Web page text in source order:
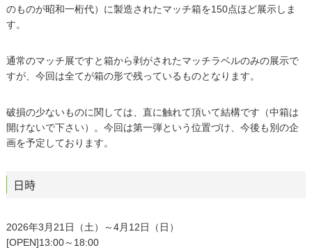
のものが昭和一桁代）に製造されたマッチ箱を150点ほど展示しま
す。
通常のマッチ展ですと箱から剥がされたマッチラベルのみの展示で
すが、今回は全てが箱の形で残っているものとなります。
破損の少ないものに関しては、直に触れて頂いて結構です（中箱は
開けないで下さい）。今回は第一弾という位置づけ、今後も別の企
画を予定しております。
日時
2026年3月21日（土）～4月12日（日）
[OPEN]13:00～18:00